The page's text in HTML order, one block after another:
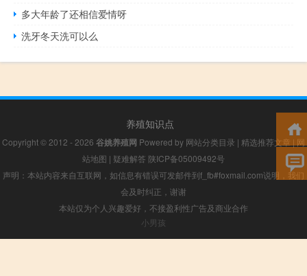
多大年龄了还相信爱情呀
洗牙冬天洗可以么
养殖知识点
Copyright © 2012 - 2026 谷姚养殖网 Powered by 网站分类目录 | 精选推荐文章 | 网
站地图 | 疑难解答 陕ICP备05009492号
声明：本站内容来自互联网，如信息有错误可发邮件到f_fb#foxmail.com说明，我们
会及时纠正，谢谢
本站仅为个人兴趣爱好，不接盈利性广告及商业合作
小男孩